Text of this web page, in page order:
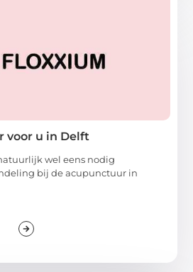
voor u in Delft
wel eens nodig
bij de acupunctuur in